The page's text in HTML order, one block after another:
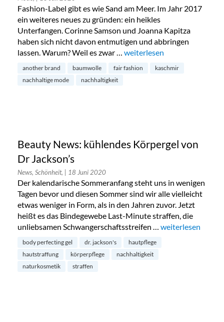
Fashion-Label gibt es wie Sand am Meer. Im Jahr 2017
ein weiteres neues zu gründen: ein heikles
Unterfangen. Corinne Samson und Joanna Kapitza
haben sich nicht davon entmutigen und abbringen
lassen. Warum? Weil es zwar … „Another Brand: nicht
weiterlesen
another brand baumwolle fair fashion
kaschmir
nachhaltige mode
nachhaltigkeit
Beauty News: kühlendes Körpergel von
Dr Jackson’s
News, Schönheit, | 18 Juni 2020
Der kalendarische Sommeranfang steht uns in wenigen
Tagen bevor und diesen Sommer sind wir alle vielleicht
etwas weniger in Form, als in den Jahren zuvor. Jetzt
heißt es das Bindegewebe Last-Minute straffen, die
unliebsamen Schwangerschaftsstreifen … „Beauty News:
weiterlesen
body perfecting gel dr. jackson's
hautpflege
hautstraffung
körperpflege
nachhaltigkeit
naturkosmetik
straffen